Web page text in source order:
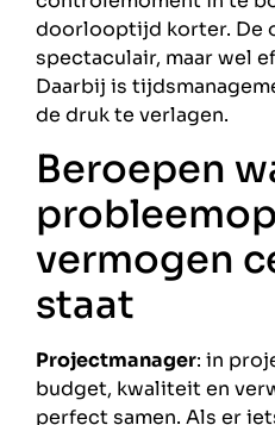
doorlooptijd korter. De
spectaculair, maar wel
Daarbij is
de druk te verlagen.
Beroepen
vermogen
staat
Projectmanager: in
budget, kwaliteit en
perfect samen. Als er